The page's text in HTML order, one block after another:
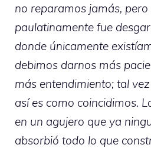
no reparamos jamás, pero
paulatinamente fue
donde únicamente
debimos darnos más
más entendimiento; tal
así es como coincidimos.
en un agujero que ya
absorbió todo lo que